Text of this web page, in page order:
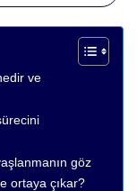
ve
göz
ortaya çıkar?